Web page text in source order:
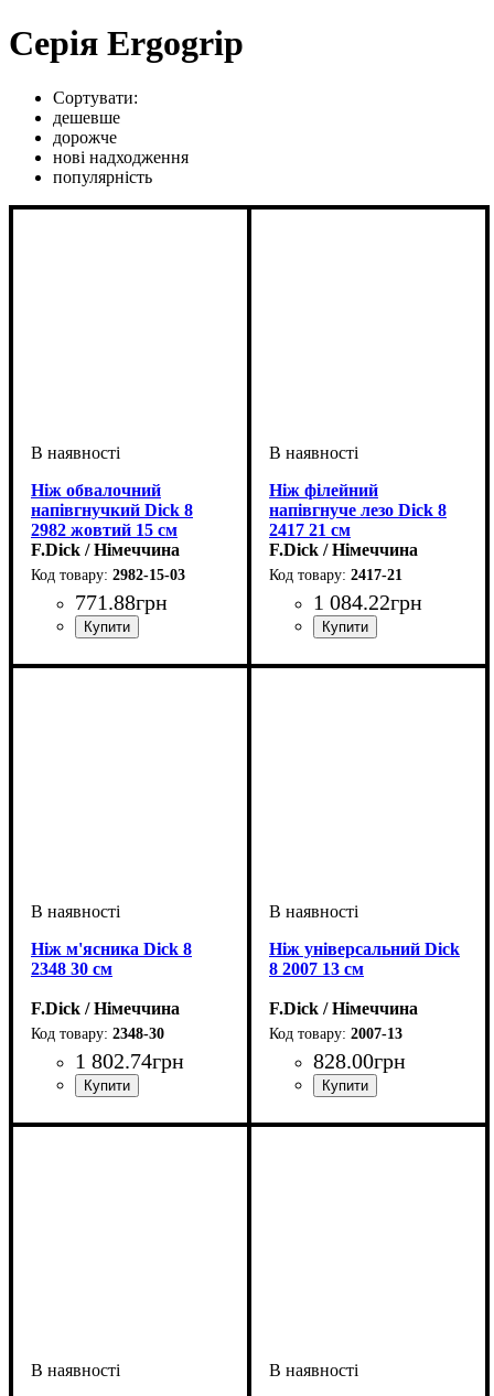
Серія Ergogrip
Сортувати:
дешевше
дорожче
нові надходження
популярність
Ніж обвалочний
напівгнучкий Dick 8
2982 жовтий 15 см
F.Dick / Німеччина
2982-15-03
771.88грн
Ніж філейний
напівгнуче лезо Dick 8
2417 21 см
F.Dick / Німеччина
2417-21
1 084.22грн
Ніж м'ясника Dick 8
2348 30 см
F.Dick / Німеччина
2348-30
1 802.74грн
Ніж універсальний Dick
8 2007 13 см
F.Dick / Німеччина
2007-13
828.00грн